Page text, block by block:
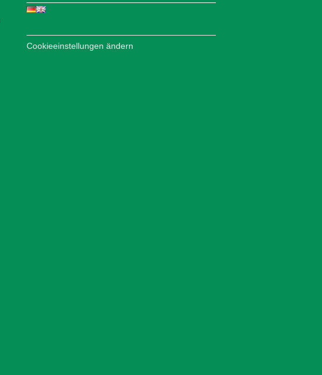
Cookieeinstellungen ändern